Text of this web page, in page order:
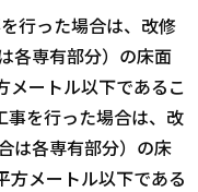
行った場合は、改修
各専有部分）の床面
メートル以下であるこ
事を行った場合は、改
は各専有部分）の床
方メートル以下である